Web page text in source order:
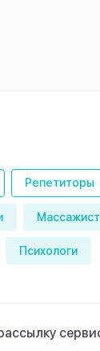
Репетиторы
Психологи